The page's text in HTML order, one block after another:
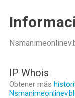
IP Whois
Obtener más